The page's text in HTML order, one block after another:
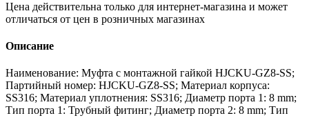
Цена действительна только для интернет-магазина и может
отличаться от цен в розничных магазинах
Описание
Наименование: Муфта с монтажной гайкой HJCKU-GZ8-SS;
Партийный номер: HJCKU-GZ8-SS; Материал корпуса:
SS316; Материал уплотнения: SS316; Диаметр порта 1: 8 mm;
Тип порта 1: Трубный фитинг; Диаметр порта 2: 8 mm; Тип